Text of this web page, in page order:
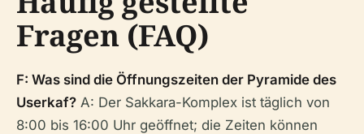
Fragen (FAQ)
F: Was sind die Öffnungszeiten der Pyramide des
Userkaf? A: Der Sakkara-Komplex ist täglich von
8:00 bis 16:00 Uhr geöffnet; die Zeiten können